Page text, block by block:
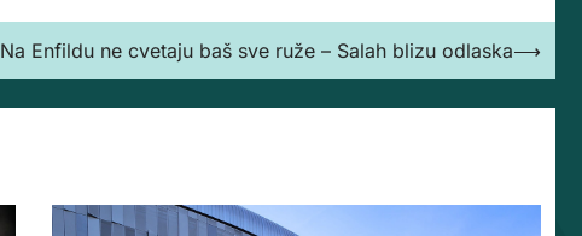
Na Enfildu ne cvetaju baš sve ruže – Salah blizu odlaska⟶